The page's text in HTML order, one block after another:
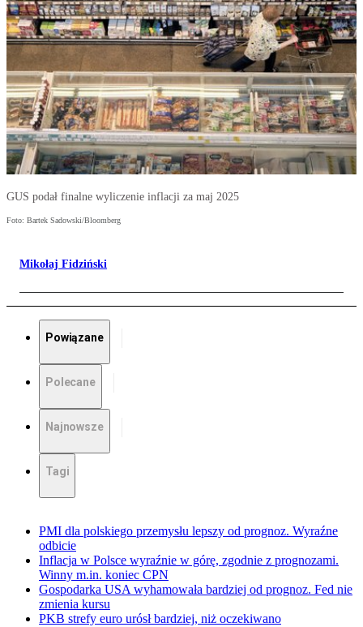
GUS podał finalne wyliczenie inflacji za maj 2025
Foto: Bartek Sadowski/Bloomberg
Mikołaj Fidziński
Powiązane
Polecane
Najnowsze
Tagi
PMI dla polskiego przemysłu lepszy od prognoz. Wyraźne
odbicie
Inflacja w Polsce wyraźnie w górę, zgodnie z prognozami.
Winny m.in. koniec CPN
Gospodarka USA wyhamowała bardziej od prognoz. Fed nie
zmienia kursu
PKB strefy euro urósł bardziej, niż oczekiwano